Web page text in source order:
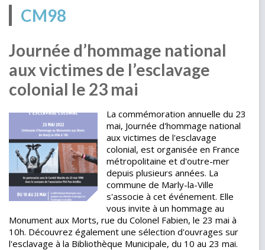
CM98
Journée d’hommage national
aux victimes de l’esclavage
colonial le 23 mai
La commémoration annuelle du 23
mai, Journée d'hommage national
aux victimes de l'esclavage
colonial, est organisée en France
métropolitaine et d'outre-mer
depuis plusieurs années. La
commune de Marly-la-Ville
s'associe à cet événement. Elle
vous invite à un hommage au
Monument aux Morts, rue du Colonel Fabien, le 23 mai à
10h. Découvrez également une sélection d'ouvrages sur
l'esclavage à la Bibliothèque Municipale, du 10 au 23 mai.